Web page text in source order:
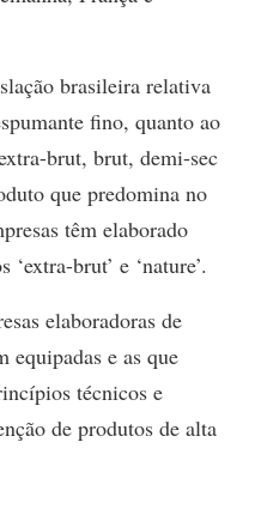
brasileira relativa
fino, quanto ao
brut, brut, demi-sec
que predomina no
têm elaborado
brut’ e ‘nature’.
elaboradoras de
equipadas e as que
técnicos e
de produtos de alta